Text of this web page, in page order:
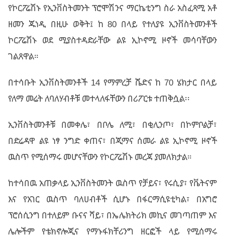
የኮርፖሬሽኑ የኢንቨስትመንት ፕሮሞሽንና ማርኬቲንግ ስራ አስፈጻሚ አቶ
ዘመን ጁነዲ በዚሁ ወቅት፤ ከ 80 በላይ የተለያዩ ኢንቨስትመንቶች
ኮርፖሬሽኑ ወደ ሚያስተዳድራቸው ልዩ ኢኮኖሚ ዞኖች መሳባቸውን
ገልጸዋል።
በተሳቡት ኢንቨስትመንቶች 14 የማምረቻ ሼድና ከ 70 ሄክታር በላይ
የለማ መሬት ለባለሃብቶቹ መተላለፋቸውን በሪፖርቱ ተጠቅሷል፡፡
ኢንቨስትመንቶቹ በመቀሌ፣ በቦሌ ለሚ፣ በቂሊንጦ፣ በኮምቦልቻ፣
በድሬዳዋ ልዩ ነፃ ንግድ ቀጠና፣ በጂማና ሰመራ ልዩ ኢኮኖሚ ዞኖች
ዉስጥ የሚሰማሩ መሆናቸውን የኮርፖሬሽኑ መረጃ ያመለክታል።
ከተሳበዉ አጠቃላይ ኢንቨስትመንት ዉስጥ የቻይና፣ የሩሲያ፣ የቬትናም
እና የአገር ዉስጥ ባለሀብቶች ሲሆኑ በፋርማሲዩቲካል፣ በአግሮ
ፕሮሰሲንግ በተለይም ቡናና ሻይ፣ በኤሌክትሪክ መኪና መገጣጠም እና
ሌሎችም የቴክኖሎጂና የማኑፋክቸሪንግ ዘርፎች ላይ የሚሰማሩ